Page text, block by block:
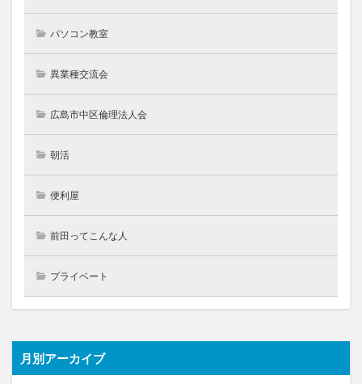
パソコン教室
異業種交流会
広島市中区倫理法人会
朝活
便利屋
前田ってこんな人
プライベート
月別アーカイブ